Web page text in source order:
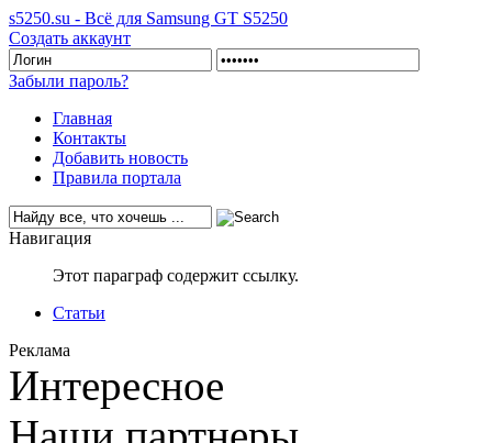
s5250.su - Всё для Samsung GT S5250
Создать аккаунт
Забыли пароль?
Главная
Контакты
Добавить новость
Правила портала
Навигация
Этот параграф содержит ссылку.
Статьи
Реклама
Интересное